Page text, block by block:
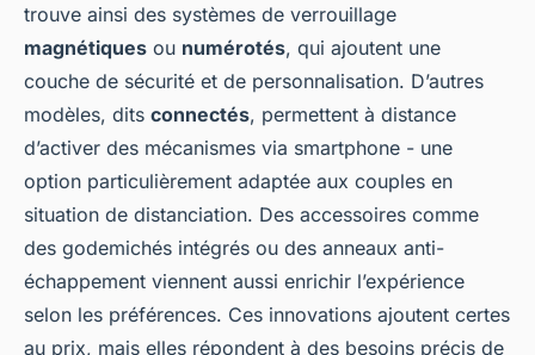
trouve ainsi des systèmes de verrouillage
magnétiques ou numérotés, qui ajoutent une
couche de sécurité et de personnalisation. D’autres
modèles, dits connectés, permettent à distance
d’activer des mécanismes via smartphone - une
option particulièrement adaptée aux couples en
situation de distanciation. Des accessoires comme
des godemichés intégrés ou des anneaux anti-
échappement viennent aussi enrichir l’expérience
selon les préférences. Ces innovations ajoutent certes
au prix, mais elles répondent à des besoins précis de